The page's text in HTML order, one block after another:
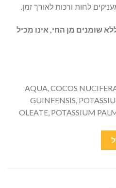
לחות ורכות לאורך זמן.
שומנים מן החי, אינו מכיל
AQUA, COCOS
GUINEENSIS,
OLEATE, POTASSIUM
מ"ל